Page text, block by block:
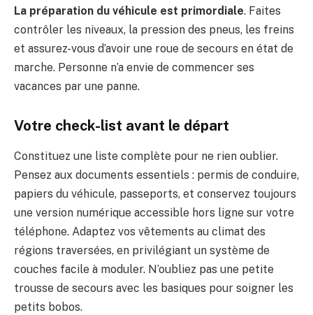
La préparation du véhicule est primordiale. Faites
contrôler les niveaux, la pression des pneus, les freins
et assurez-vous d’avoir une roue de secours en état de
marche. Personne n’a envie de commencer ses
vacances par une panne.
Votre check-list avant le départ
Constituez une liste complète pour ne rien oublier.
Pensez aux documents essentiels : permis de conduire,
papiers du véhicule, passeports, et conservez toujours
une version numérique accessible hors ligne sur votre
téléphone. Adaptez vos vêtements au climat des
régions traversées, en privilégiant un système de
couches facile à moduler. N’oubliez pas une petite
trousse de secours avec les basiques pour soigner les
petits bobos.